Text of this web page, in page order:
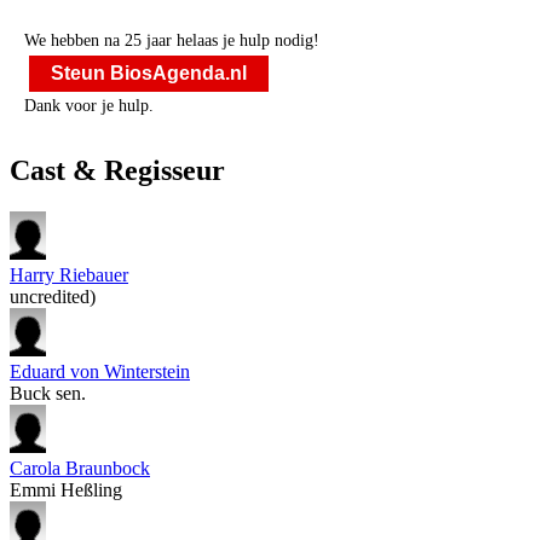
We hebben na 25 jaar helaas je hulp nodig!
Steun BiosAgenda.nl
Dank voor je hulp.
Cast & Regisseur
Harry Riebauer
uncredited)
Eduard von Winterstein
Buck sen.
Carola Braunbock
Emmi Heßling